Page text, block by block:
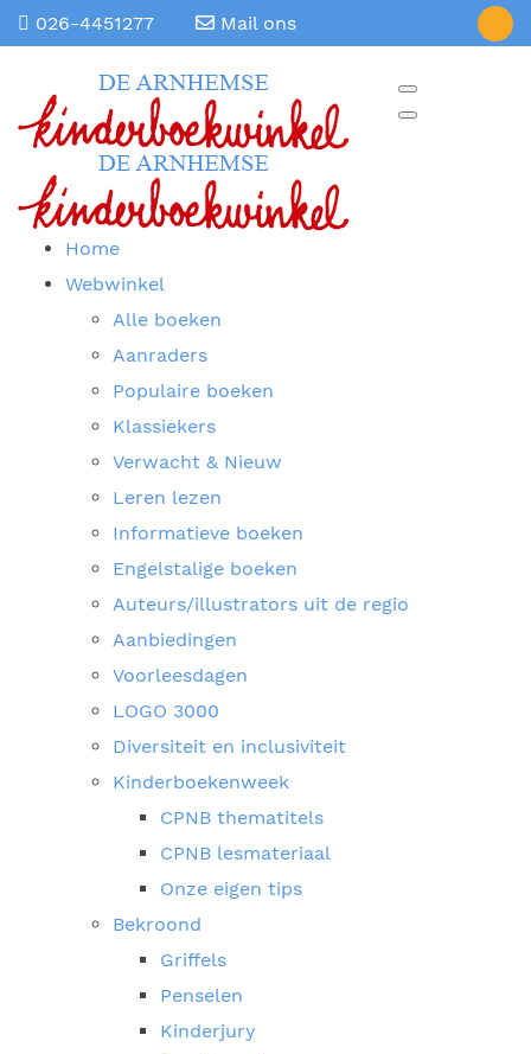
026-4451277 Mail ons
Home
Webwinkel
Alle boeken
Aanraders
Populaire boeken
Klassiekers
Verwacht & Nieuw
Leren lezen
Informatieve boeken
Engelstalige boeken
Auteurs/illustrators uit de regio
Aanbiedingen
Voorleesdagen
LOGO 3000
Diversiteit en inclusiviteit
Kinderboekenweek
CPNB thematitels
CPNB lesmateriaal
Onze eigen tips
Bekroond
Griffels
Penselen
Kinderjury